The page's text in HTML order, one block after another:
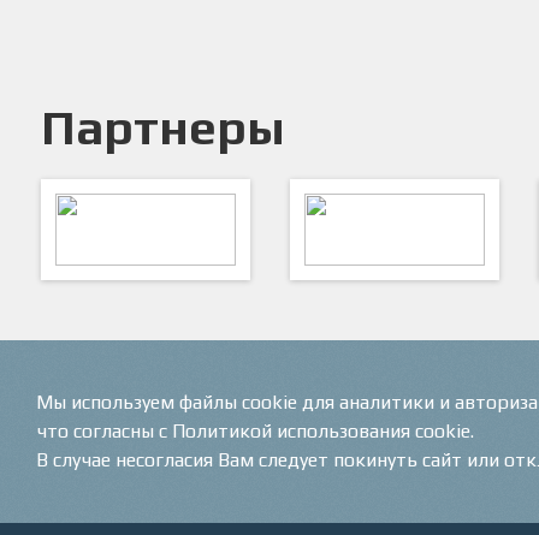
Партнеры
Мы используем файлы cookie для аналитики и
что согласны с Политикой использования cookie.
В случае несогласия Вам следует покинуть сайт или